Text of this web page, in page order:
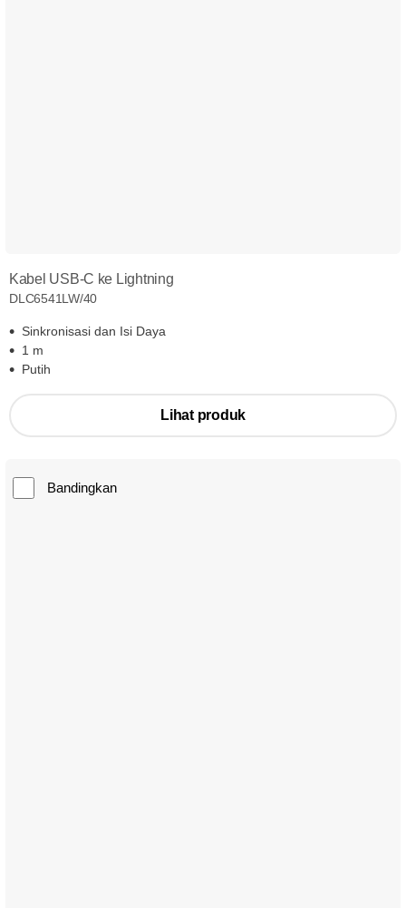
Kabel USB-C ke Lightning
DLC6541LW/40
Sinkronisasi dan Isi Daya
1 m
Putih
Lihat produk
Bandingkan